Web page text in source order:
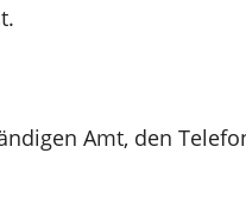
Amt, den